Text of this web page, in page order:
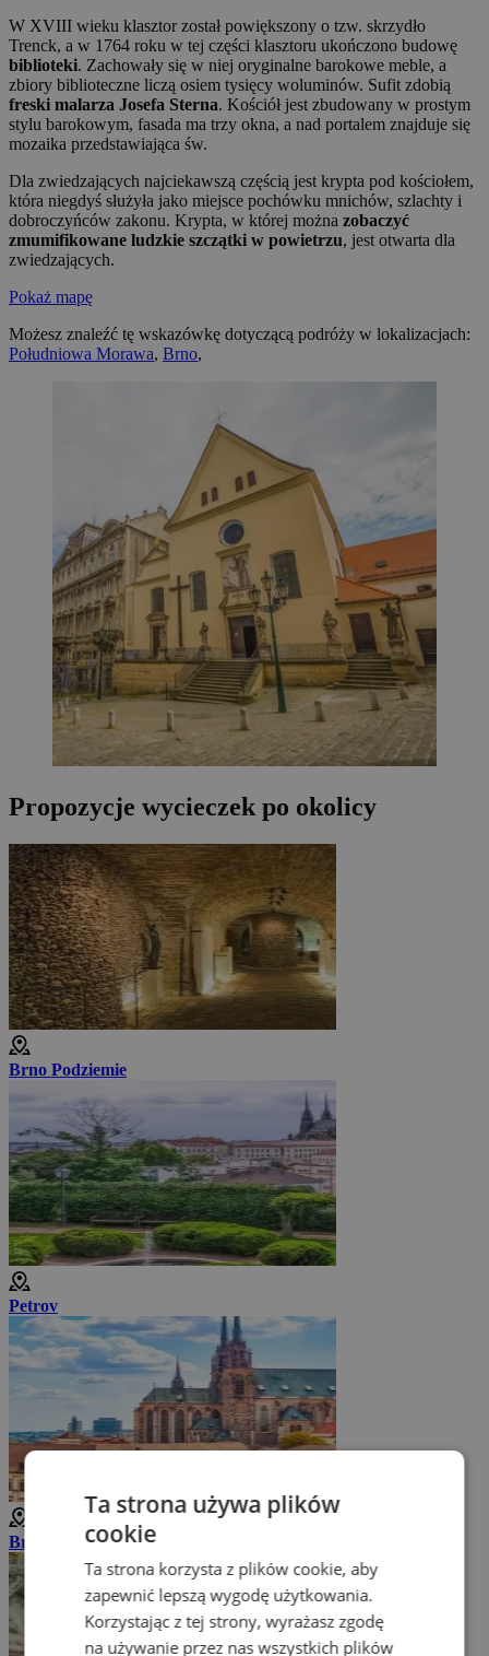
W XVIII wieku klasztor został powiększony o tzw. skrzydło
Trenck, a w 1764 roku w tej części klasztoru ukończono budowę
biblioteki. Zachowały się w niej oryginalne barokowe meble, a
zbiory biblioteczne liczą osiem tysięcy woluminów. Sufit zdobią
freski malarza Josefa Sterna. Kościół jest zbudowany w prostym
stylu barokowym, fasada ma trzy okna, a nad portalem znajduje się
mozaika przedstawiająca św.
Dla zwiedzających najciekawszą częścią jest krypta pod kościołem,
która niegdyś służyła jako miejsce pochówku mnichów, szlachty i
dobroczyńców zakonu. Krypta, w której można zobaczyć
zmumifikowane ludzkie szczątki w powietrzu, jest otwarta dla
zwiedzających.
Pokaż mapę
Możesz znaleźć tę wskazówkę dotyczącą podróży w lokalizacjach:
Południowa Morawa, Brno,
Propozycje wycieczek po okolicy
Brno Podziemie
Petrov
Brno
Ta strona używa plików
cookie
Ta strona korzysta z plików cookie, aby
zapewnić lepszą wygodę użytkowania.
Korzystając z tej strony, wyrażasz zgodę
na używanie przez nas wszystkich plików